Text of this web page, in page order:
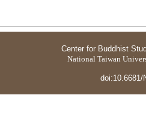
Center for Buddhist
National Taiwan
doi:10.6681/